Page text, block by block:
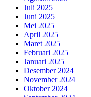
Juli 2025
Juni 2025
Mei 2025
April 2025
Maret 2025
Februari 2025
Januari 2025
Desember 2024
November 2024
Oktober 2024